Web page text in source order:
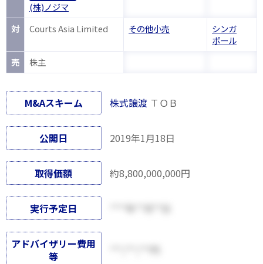
(株)ノジマ
対 Courts Asia Limited その他小売
シンガ
ポール
売
株主
M&Aスキーム 株式譲渡 ＴＯＢ
公開日 2019年1月18日
取得価額 約8,800,000,000円
実行予定日
アドバイザリー費用
等